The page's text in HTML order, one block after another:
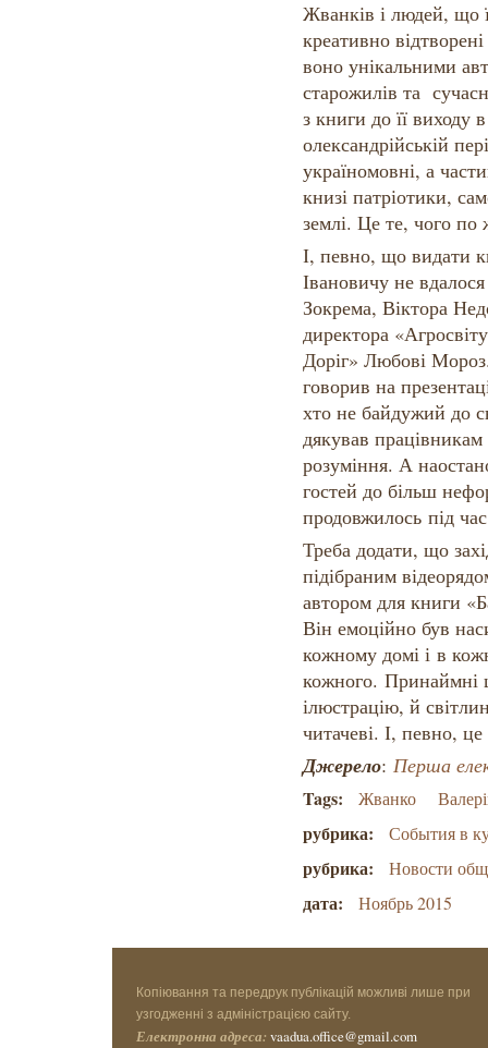
Жванків і людей, що
креативно
воно унікальними
старожилів та
з книги до її виходу
олександрійській
україномовні, а
книзі патріотики,
землі. Це те, чого
І, певно, що видати
Івановичу не
Зокрема, Віктора
директора
Доріг» Любові
говорив на
хто не байдужий до
дякував працівникам
розуміння. А
гостей до більш
продовжилось під
Треба додати, що
підібраним
автором для книги
Він емоційно був
кожному домі і в
кожного. Принаймні
ілюстрацію, й
читачеві. І, певно,
Джерело: Перша
Tags: Жванко
рубрика: События в
рубрика: Новости
дата: Ноябрь 2015
Копіювання та передрук публікацій можливі лише при
узгодженні з адміністрацією сайту.
Електронна адреса: vaadua.office@gmail.com